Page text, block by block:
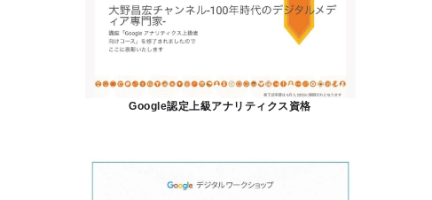
Google認定上級アナリティクス資格